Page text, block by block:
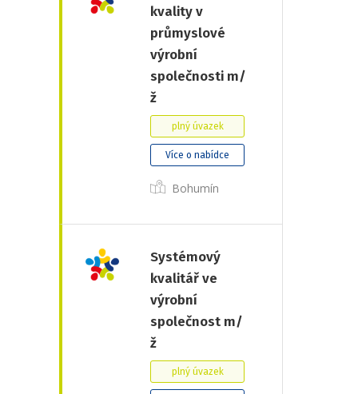
kvality v
průmyslové
výrobní
společnosti m/
ž
plný úvazek
Více o nabídce
Bohumín
Systémový
kvalitář ve
výrobní
společnost m/
ž
plný úvazek